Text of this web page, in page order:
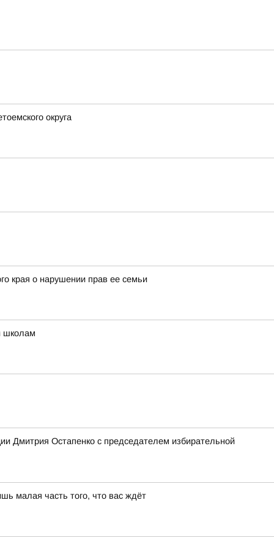
округа
края о нарушении прав ее семьи
школам
Дмитрия Остапенко с председателем избирательной
малая часть того, что вас ждёт